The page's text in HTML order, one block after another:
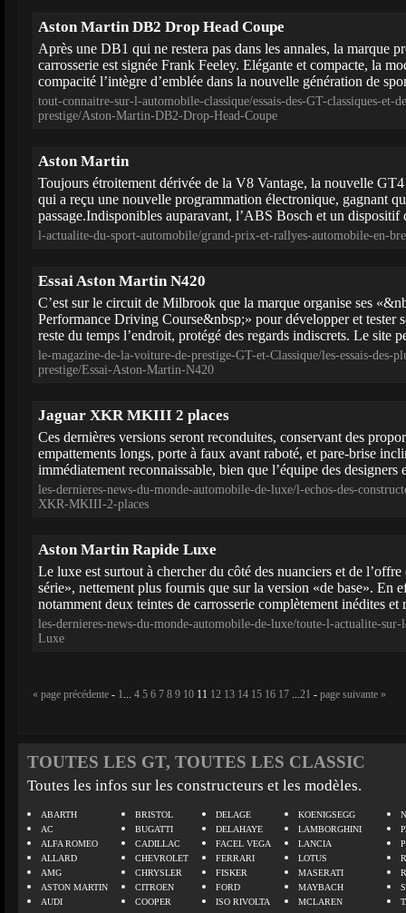
Aston Martin DB2 Drop Head Coupe
Après une DB1 qui ne restera pas dans les annales, la marque
carrosserie est signée Frank Feeley. Elégante et compacte, la
compacité l’intègre d’emblée dans la nouvelle génération de
tout-connaitre-sur-l-automobile-classique/essais-des-GT-classiques-et-
prestige/Aston-Martin-DB2-Drop-Head-Coupe
Aston Martin
Toujours étroitement dérivée de la V8 Vantage, la nouvelle
qui a reçu une nouvelle programmation électronique, gagnant
passage.Indisponibles auparavant, l’ABS Bosch et un
l-actualite-du-sport-automobile/grand-prix-et-rallyes-automobile-en-
Essai Aston Martin N420
C’est sur le circuit de Milbrook que la marque organise ses
Performance Driving Course&nbsp;» pour développer et tester
reste du temps l’endroit, protégé des regards indiscrets. Le site
le-magazine-de-la-voiture-de-prestige-GT-et-Classique/les-essais-des-
prestige/Essai-Aston-Martin-N420
Jaguar XKR MKIII 2 places
Ces dernières versions seront reconduites, conservant des
empattements longs, porte à faux avant raboté, et pare-brise
immédiatement reconnaissable, bien que l’équipe des designers
les-dernieres-news-du-monde-automobile-de-luxe/l-echos-des-
XKR-MKIII-2-places
Aston Martin Rapide Luxe
Le luxe est surtout à chercher du côté des nuanciers et de
série», nettement plus fournis que sur la version «de base». En
notamment deux teintes de carrosserie complètement inédites et
les-dernieres-news-du-monde-automobile-de-luxe/toute-l-actualite-
Luxe
« page précédente - 1... 4 5 6 7 8 9 10 11 12 13 14 15 16 17 ...21 - page suivante »
TOUTES LES GT, TOUTES LES CLASSIC
Toutes les infos sur les constructeurs et les modèles.
ABARTH
AC
ALFA ROMEO
ALLARD
AMG
ASTON MARTIN
AUDI
BRISTOL
BUGATTI
CADILLAC
CHEVROLET
CHRYSLER
CITROEN
COOPER
DELAGE
DELAHAYE
FACEL VEGA
FERRARI
FISKER
FORD
ISO RIVOLTA
KOENIGSEGG
LAMBORGHINI
LANCIA
LOTUS
MASERATI
MAYBACH
MCLAREN